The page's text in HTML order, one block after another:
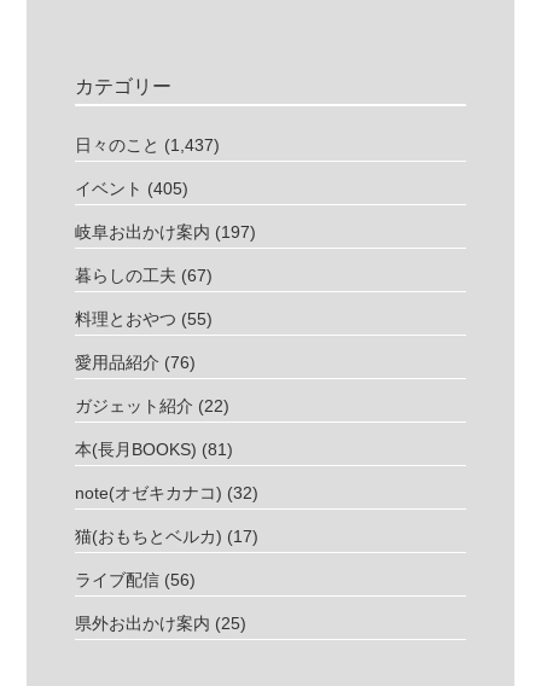
カテゴリー
日々のこと (1,437)
イベント (405)
岐阜お出かけ案内 (197)
暮らしの工夫 (67)
料理とおやつ (55)
愛用品紹介 (76)
ガジェット紹介 (22)
本(長月BOOKS) (81)
note(オゼキカナコ) (32)
猫(おもちとベルカ) (17)
ライブ配信 (56)
県外お出かけ案内 (25)